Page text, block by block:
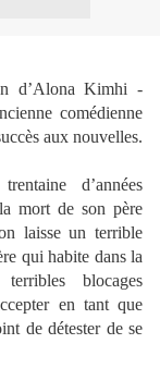
d’Alona Kimhi -
comédienne
aux nouvelles.
d’années
mort de son père
laisse un terrible
qui habite dans la
blocages
en tant que
de détester de se